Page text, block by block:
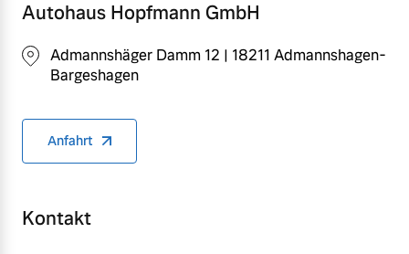
Autohaus Hopfmann GmbH
Admannshäger Damm 12 | 18211 Admannshagen-
Bargeshagen
Anfahrt
Kontakt